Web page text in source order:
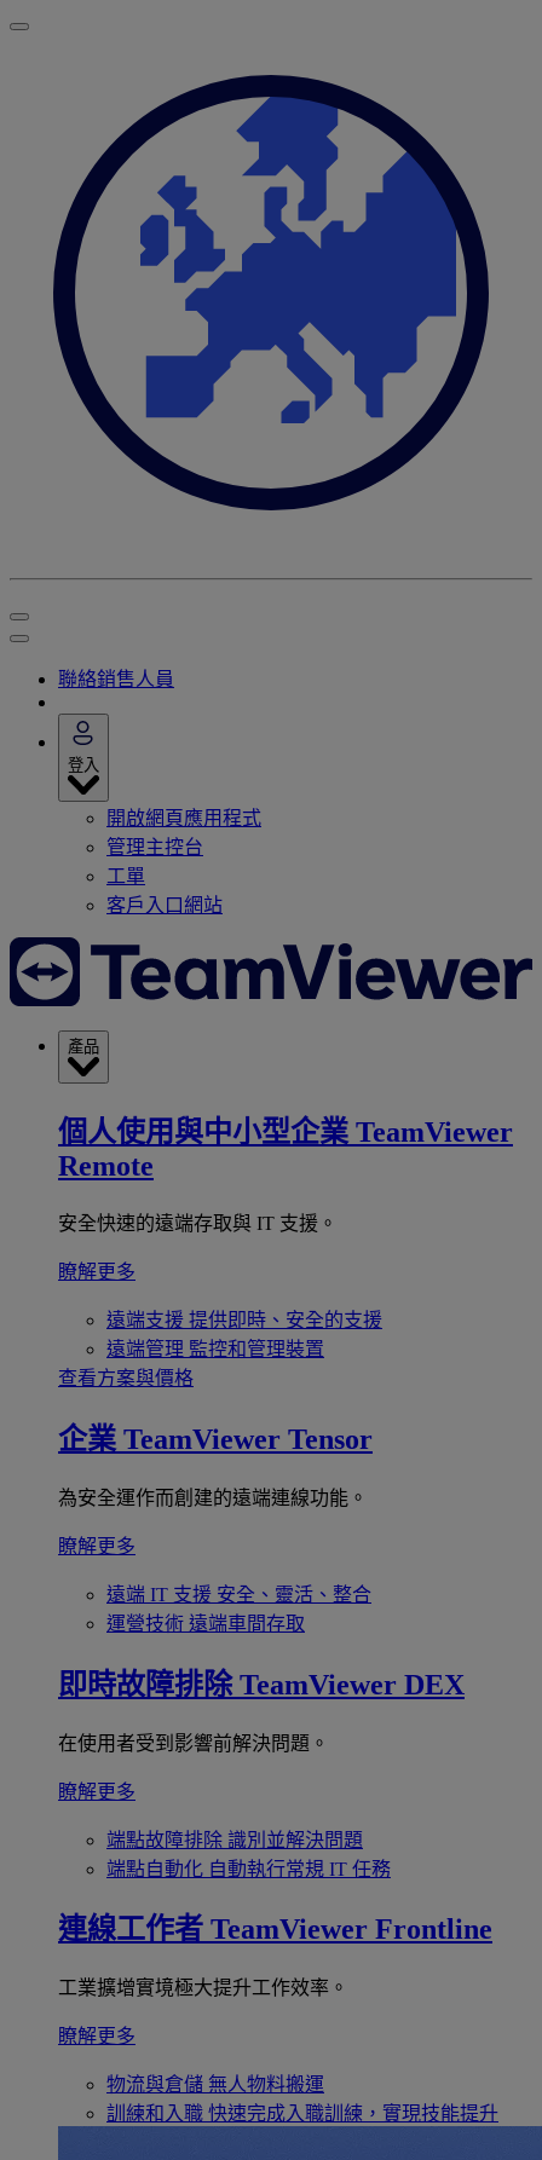
聯絡銷售人員
登入
開啟網頁應用程式
管理主控台
工單
客戶入口網站
產品
個人使用與中小型企業 TeamViewer
Remote
安全快速的遠端存取與 IT 支援。
瞭解更多
遠端支援 提供即時、安全的支援
遠端管理 監控和管理裝置
查看方案與價格
企業 TeamViewer Tensor
為安全運作而創建的遠端連線功能。
瞭解更多
遠端 IT 支援 安全、靈活、整合
運營技術 遠端車間存取
即時故障排除 TeamViewer DEX
在使用者受到影響前解決問題。
瞭解更多
端點故障排除 識別並解決問題
端點自動化 自動執行常規 IT 任務
連線工作者 TeamViewer Frontline
工業擴增實境極大提升工作效率。
瞭解更多
物流與倉儲 無人物料搬運
訓練和入職 快速完成入職訓練，實現技能提升